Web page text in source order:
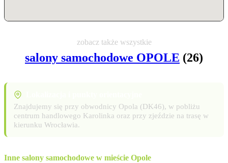
zobacz także wszystkie
salony samochodowe OPOLE (26)
Znajdujemy się przy obwodnicy Opola (DK46), w pobliżu
centrum handlowego Karolinka oraz przy zjeździe na trasę w
kierunku Wrocławia.
Inne salony samochodowe w mieście Opole